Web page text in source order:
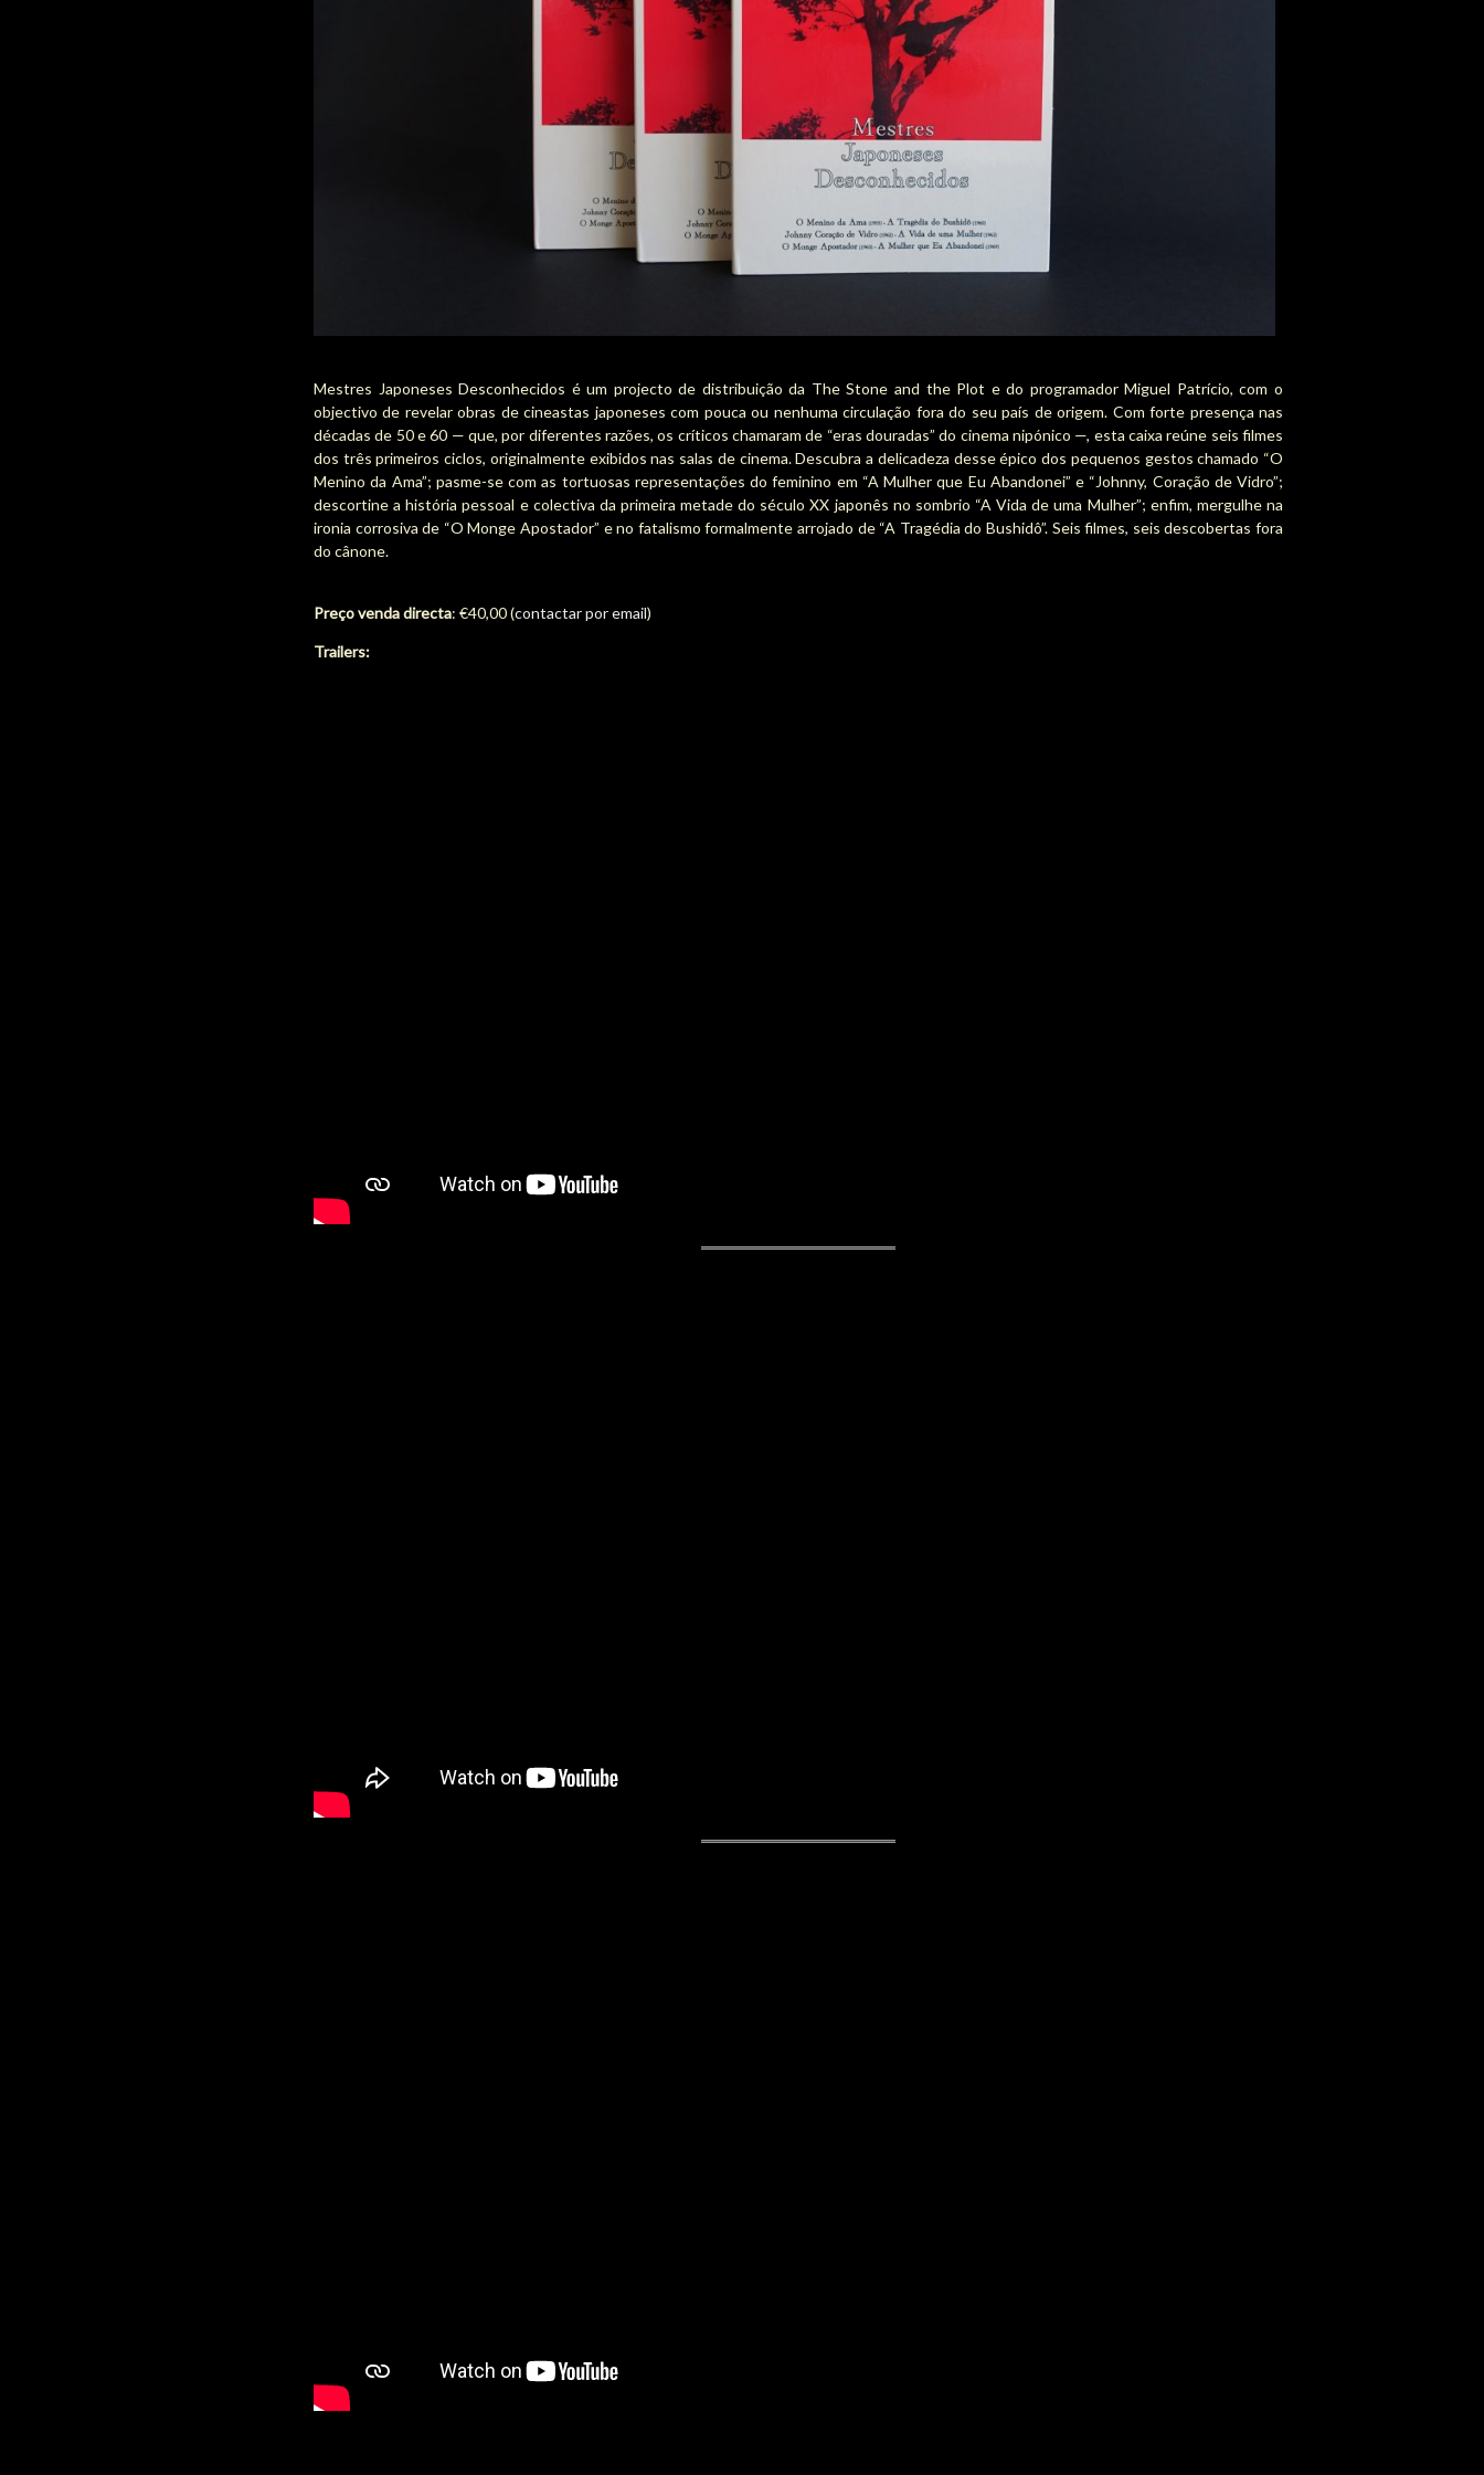
Mestres Japoneses Desconhecidos é um projecto de distribuição da The Stone and the Plot e do programador Miguel Patrício, com o
objectivo de revelar obras de cineastas japoneses com pouca ou nenhuma circulação fora do seu país de origem. Com forte presença nas
décadas de 50 e 60 — que, por diferentes razões, os críticos chamaram de “eras douradas” do cinema nipónico —, esta caixa reúne seis filmes
dos três primeiros ciclos, originalmente exibidos nas salas de cinema. Descubra a delicadeza desse épico dos pequenos gestos chamado “O
Menino da Ama”; pasme-se com as tortuosas representações do feminino em “A Mulher que Eu Abandonei” e “Johnny, Coração de Vidro”;
descortine a história pessoal e colectiva da primeira metade do século XX japonês no sombrio “A Vida de uma Mulher”; enfim, mergulhe na
ironia corrosiva de “O Monge Apostador” e no fatalismo formalmente arrojado de “A Tragédia do Bushidô”. Seis filmes, seis descobertas fora
do cânone.
Preço venda directa: €40,00 (contactar por email)
Trailers: